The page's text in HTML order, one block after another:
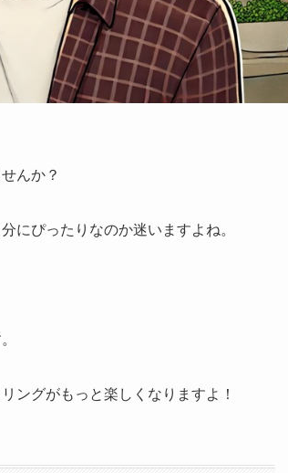
んか？
にぴったりなのか迷いますよね。
ングがもっと楽しくなりますよ！